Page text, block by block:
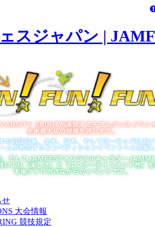
スジャパン |
せ
大会情報
競技規定